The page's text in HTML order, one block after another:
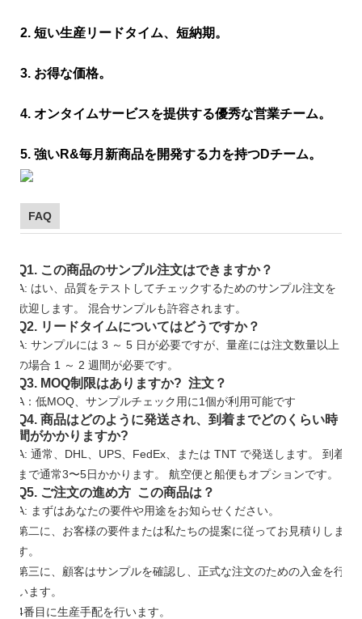
2. 短い生産リードタイム、短納期。
3. お得な価格。
4. オンタイムサービスを提供する優秀な営業チーム。
5. 強いR&毎月新商品を開発する力を持つDチーム。
FAQ
Q1. この商品のサンプル注文はできますか？
A: はい、品質をテストしてチェックするためのサンプル注文を
歓迎します。 混合サンプルも許容されます。
Q2. リードタイムについてはどうですか？
A: サンプルには 3 ～ 5 日が必要ですが、量産には注文数量以上
の場合 1 ～ 2 週間が必要です。
Q3. MOQ制限はありますか? 注文？
A：低MOQ、サンプルチェック用に1個が利用可能です
Q4. 商品はどのように発送され、到着までどのくらい時
間がかかりますか?
A: 通常、DHL、UPS、FedEx、または TNT で発送します。 到着
まで通常3〜5日かかります。 航空便と船便もオプションです。
Q5. ご注文の進め方 この商品は？
A: まずはあなたの要件や用途をお知らせください。
第二に、お客様の要件または私たちの提案に従ってお見積りしま
す。
第三に、顧客はサンプルを確認し、正式な注文のための入金を行
います。
4番目に生産手配を行います。